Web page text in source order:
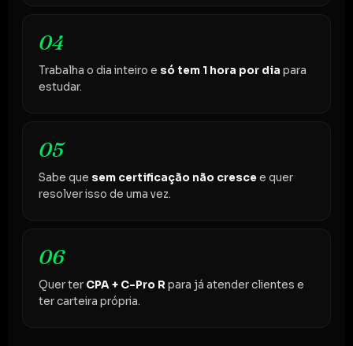
04
Trabalha o dia inteiro e só tem 1 hora por dia para
estudar.
05
Sabe que sem certificação não crescee quer
resolver isso de uma vez.
06
Quer ter CPA + C-Pro Rpara já atender clientes e
ter carteira própria.